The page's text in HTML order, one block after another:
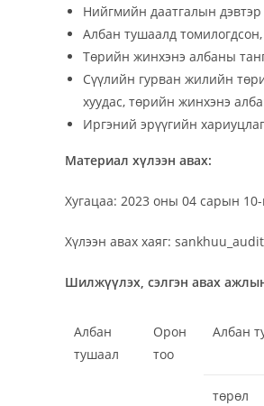
Нийгмийн даатгалын
Албан тушаалд
Төрийн жинхэнэ албаны
Сүүлийн гурван жилийн
хуудас, төрийн жинхэнэ
Иргэний эрүүгийн
Материал хүлээн авах:
Хугацаа: 2023 оны 04 сарын
Хүлээн авах хаяг:
Шилжүүлэх, сэлгэн авах
Албан
тушаал
Орон
тоо
Албан
төрөл